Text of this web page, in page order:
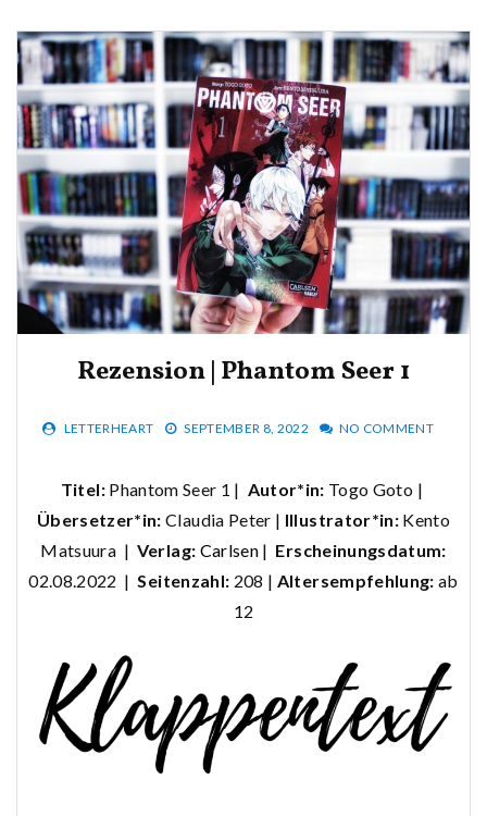
Rezension | Phantom Seer 1
LETTERHEART SEPTEMBER 8, 2022 NO COMMENT
Titel: Phantom Seer 1 | Autor*in: Togo Goto |
Übersetzer*in: Claudia Peter | Illustrator*in: Kento
Matsuura | Verlag: Carlsen | Erscheinungsdatum:
02.08.2022 | Seitenzahl: 208 | Altersempfehlung: ab
12